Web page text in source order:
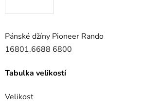
Pánské džíny Pioneer Rando
16801.6688 6800
Tabulka velikostí
Velikost